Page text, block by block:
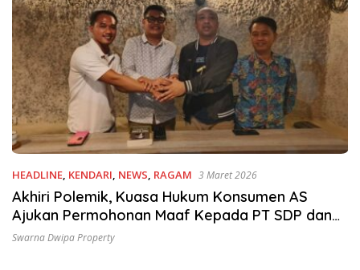
HEADLINE, KENDARI, NEWS, RAGAM 3 Maret 2026
Akhiri Polemik, Kuasa Hukum Konsumen AS
Ajukan Permohonan Maaf Kepada PT SDP dan
Ceo
Swarna Dwipa Property